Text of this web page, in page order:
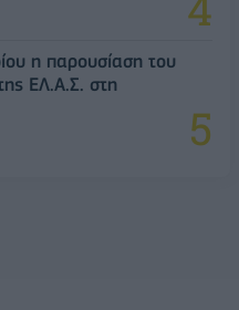
η παρουσίαση του
ΕΛ.Α.Σ. στη